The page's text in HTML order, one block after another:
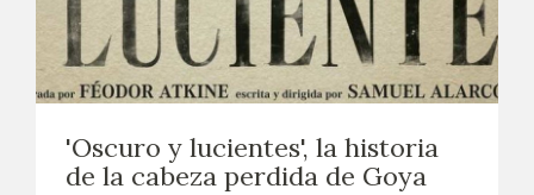
'Oscuro y lucientes', la historia
de la cabeza perdida de Goya